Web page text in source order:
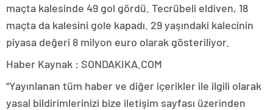
maçta kalesinde 49 gol gördü. Tecrübeli eldiven, 18
maçta da kalesini gole kapadı. 29 yaşındaki kalecinin
piyasa değeri 8 milyon euro olarak gösteriliyor.
Haber Kaynak : SONDAKIKA.COM
“Yayınlanan tüm haber ve diğer içerikler ile ilgili olarak
yasal bildirimlerinizi bize iletişim sayfası üzerinden